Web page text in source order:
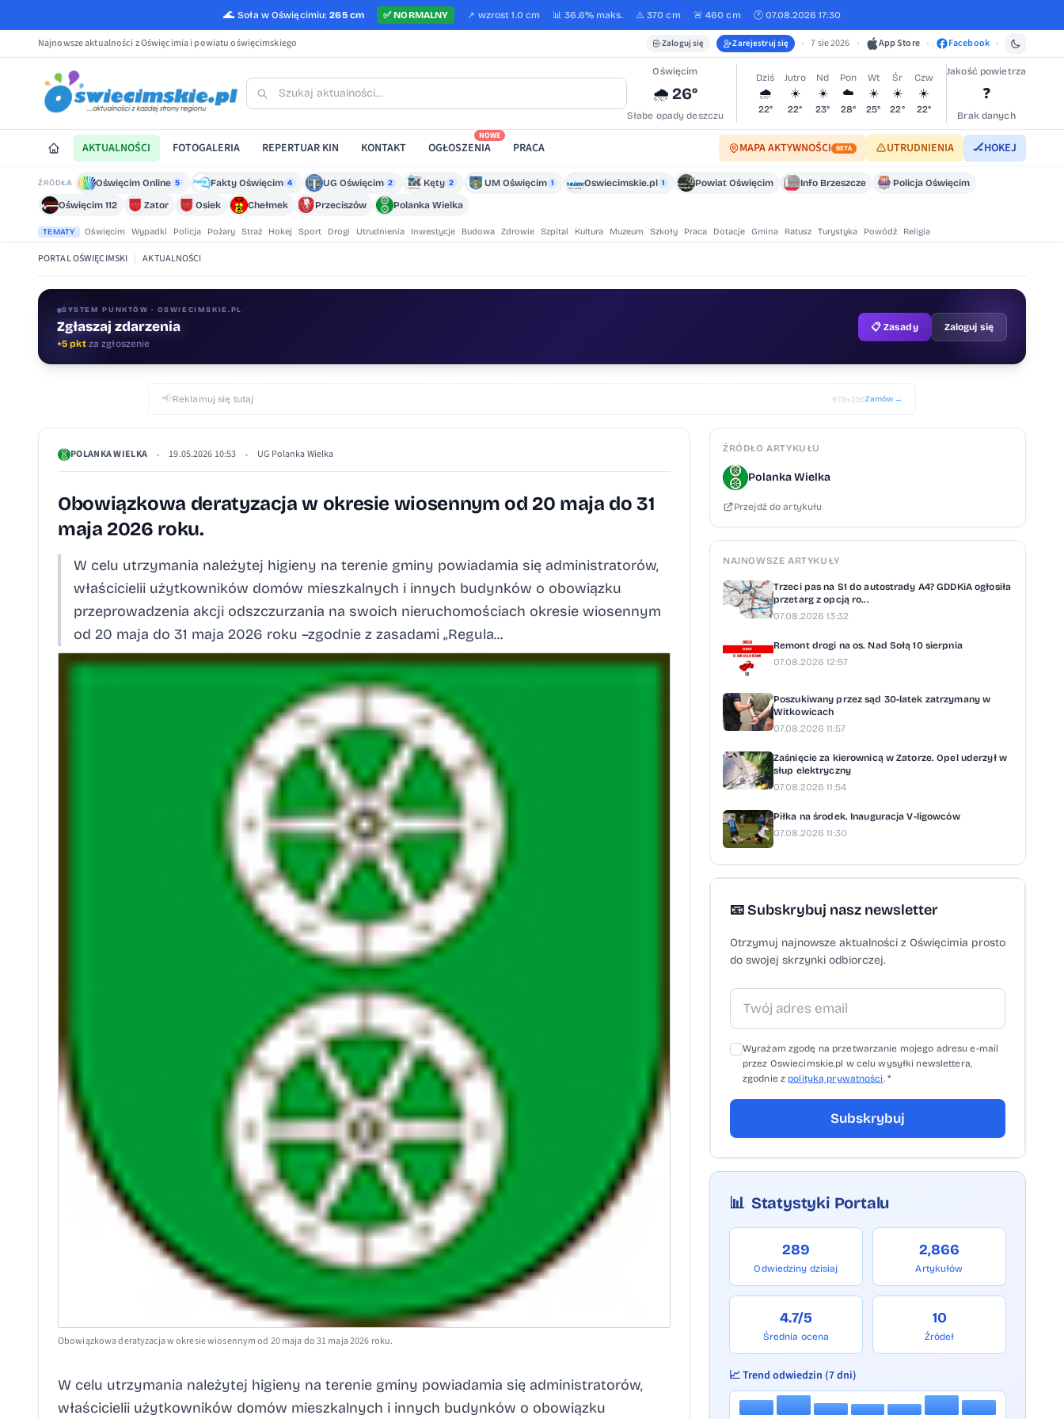
🌊 Soła w Oświęcimiu: 265 cm ✅NORMALNY ↗️ wzrost 1.0 cm 📊 36.6% maks. ⚠️ 370 cm 🚨 460 cm 🕐 07.08.2026 17:30
Najnowsze aktualności z Oświęcimia i powiatu oświęcimskiego Zaloguj się Zarejestruj się • 7 sie 2026 • App Store • Facebook •
Oświęcim
🌧️ 26°
Słabe opady deszczu
Dziś
🌧️
22°
Jutro
☀️
22°
Nd
☀️
23°
Pon
☁️
28°
Wt
☀️
25°
Śr
☀️
22°
Czw
☀️
22°
Jakość powietrza
❓
Brak danych
AKTUALNOŚCI FOTOGALERIA REPERTUAR KIN KONTAKT OGŁOSZENIA
NOWE
PRACA MAPA AKTYWNOŚCI BETA UTRUDNIENIA 🏒HOKEJ
ŹRÓDŁA Oświęcim Online 5 Fakty Oświęcim 4 UG Oświęcim 2 Kęty 2 UM Oświęcim 1 Oswiecimskie.pl 1 Powiat Oświęcim Info Brzeszcze
Policja Oświęcim
Oświęcim 112
Zator Osiek Chełmek Przeciszów Polanka Wielka
TEMATY Oświęcim Wypadki Policja Pożary Straż Hokej Sport Drogi Utrudnienia Inwestycje Budowa Zdrowie Szpital Kultura Muzeum Szkoły Praca Dotacje Gmina Ratusz Turystyka Powódź Religia
PORTAL OŚWIĘCIMSKI | AKTUALNOŚCI
SYSTEM PUNKTÓW · OSWIECIMSKIE.PL
Zgłaszaj zdarzenia
+5 pkt za zgłoszenie
Oceniaj treści
+1 pktza ocenę
📋 Zasady Zaloguj się
📢Reklamuj się tutaj 970×250Zamów →
POLANKA WIELKA • 19.05.2026 10:53 • UG Polanka Wielka
Obowiązkowa deratyzacja w okresie wiosennym od 20 maja do 31
maja 2026 roku.
W celu utrzymania należytej higieny na terenie gminy powiadamia się administratorów,
właścicielii użytkowników domów mieszkalnych i innych budynków o obowiązku
przeprowadzenia akcji odszczurzania na swoich nieruchomościach okresie wiosennym
od 20 maja do 31 maja 2026 roku –zgodnie z zasadami „Regula...
Obowiązkowa deratyzacja w okresie wiosennym od 20 maja do 31 maja 2026 roku.
W celu utrzymania należytej higieny na terenie gminy powiadamia się administratorów,
właścicielii użytkowników domów mieszkalnych i innych budynków o obowiązku
ŹRÓDŁO ARTYKUŁU
Polanka Wielka
Przejdź do artykułu
NAJNOWSZE ARTYKUŁY
Trzeci pas na S1 do autostrady A4? GDDKiA ogłosiła
przetarg z opcją ro...
07.08.2026 13:32
Remont drogi na os. Nad Sołą 10 sierpnia
07.08.2026 12:57
Poszukiwany przez sąd 30-latek zatrzymany w
Witkowicach
07.08.2026 11:57
Zaśnięcie za kierownicą w Zatorze. Opel uderzył w
słup elektryczny
07.08.2026 11:54
Piłka na środek. Inauguracja V-ligowców
07.08.2026 11:30
📧 Subskrybuj nasz newsletter
Otrzymuj najnowsze aktualności z Oświęcimia prosto
do swojej skrzynki odbiorczej.
Wyrażam zgodę na przetwarzanie mojego adresu e-mail
przez Oswiecimskie.pl w celu wysyłki newslettera,
zgodnie z polityką prywatności. *
Subskrybuj
📊 Statystyki Portalu
289
Odwiedziny dzisiaj
2,866
Artykułów
4.7/5
Średnia ocena
10
Źródeł
📈 Trend odwiedzin (7 dni)